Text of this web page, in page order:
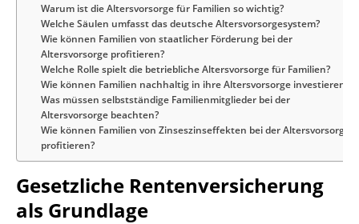
Warum ist die Altersvorsorge für Familien so wichtig?
Welche Säulen umfasst das deutsche Altersvorsorgesystem?
Wie können Familien von staatlicher Förderung bei der
Altersvorsorge profitieren?
Welche Rolle spielt die betriebliche Altersvorsorge für Familien?
Wie können Familien nachhaltig in ihre Altersvorsorge investieren?
Was müssen selbstständige Familienmitglieder bei der
Altersvorsorge beachten?
Wie können Familien von Zinseszinseffekten bei der Altersvorsorge
profitieren?
Gesetzliche Rentenversicherung
als Grundlage